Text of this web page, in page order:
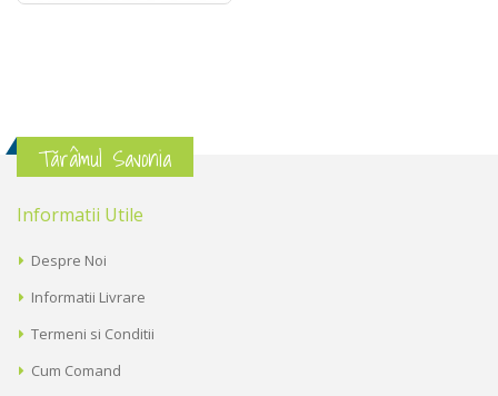
Tărâmul Savonia
Informatii Utile
Despre Noi
Informatii Livrare
Termeni si Conditii
Cum Comand